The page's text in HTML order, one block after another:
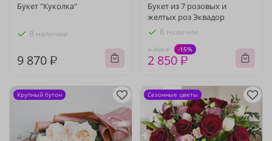
Букет "Куколка"
В наличии
9 870 ₽
Букет из 7 розовых и
желтых роз Эквадор
В наличии
3 350 ₽ -15%
2 850 ₽
Крупный бутон Сезонные цветы